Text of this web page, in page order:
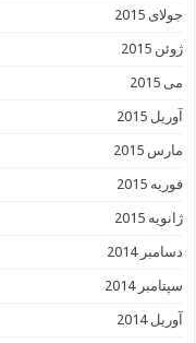
جولای 2015
ژوئن 2015
می 2015
آوریل 2015
مارس 2015
فوریه 2015
ژانویه 2015
دسامبر 2014
سپتامبر 2014
آوریل 2014